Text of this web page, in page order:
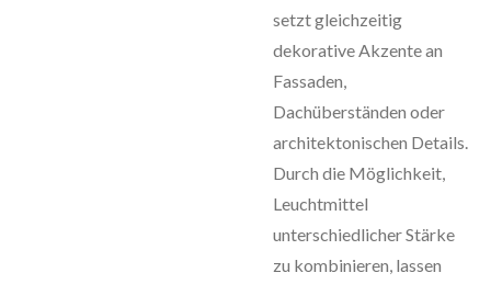
setzt gleichzeitig
dekorative Akzente an
Fassaden,
Dachüberständen oder
architektonischen Details.
Durch die Möglichkeit,
Leuchtmittel
unterschiedlicher Stärke
zu kombinieren, lassen